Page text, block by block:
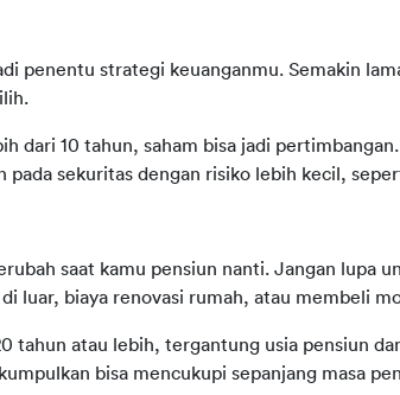
penentu strategi keuanganmu. Semakin
dari 10 tahun, saham bisa jadi
sekuritas dengan risiko lebih kecil,
saat kamu pensiun nanti. Jangan lupa
luar, biaya renovasi rumah, atau membeli
tahun atau lebih, tergantung usia pensiun
bisa mencukupi sepanjang masa